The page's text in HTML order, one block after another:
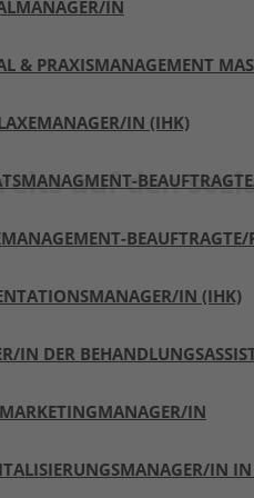
IN
& PRAXISMANAGEMENT
IN (IHK)
IN (IHK)
IN DER
IN
IN
Bootcamp
auf den